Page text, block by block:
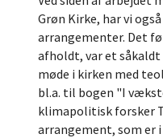
Grøn Kirke, har vi
arrangementer. Det
afholdt, var et
møde i kirken med
bl.a. til bogen "I
klimapolitisk forsker
arrangement, som er